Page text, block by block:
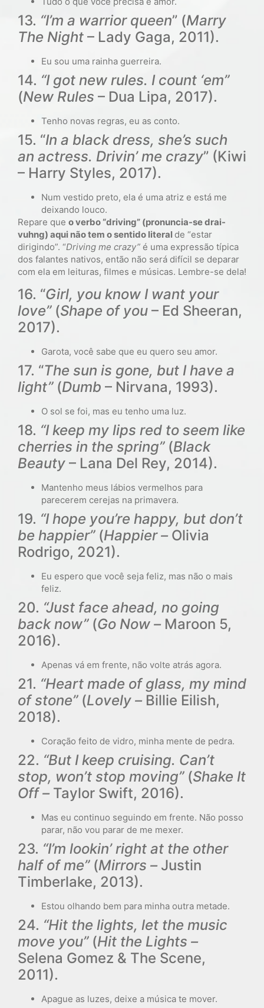
13. “I’m a warrior queen” (Marry
The Night – Lady Gaga, 2011).
Eu sou uma rainha guerreira.
14. “I got new rules. I count ‘em”
(New Rules – Dua Lipa, 2017).
Tenho novas regras, eu as conto.
15. “In a black dress, she’s such
an actress. Drivin’ me crazy” (Kiwi
– Harry Styles, 2017).
Num vestido preto, ela é uma atriz e está me
deixando louco.
Repare que o verbo “driving” (pronuncia-sedrai-
vuhng) aqui não tem o sentido literal de “estar
dirigindo”. “Driving me crazy” é uma expressão típica
dos falantes nativos, então não será difícil se deparar
com ela em leituras, filmes e músicas. Lembre-se dela!
16. “Girl, you know I want your
love”(Shape of you – Ed Sheeran,
2017).
Garota, você sabe que eu quero seu amor.
17. “The sun is gone, but I have a
light”(Dumb – Nirvana, 1993).
O sol se foi, mas eu tenho uma luz.
18. “I keep my lips red to seem like
cherries in the spring”(Black
Beauty – Lana Del Rey, 2014).
Mantenho meus lábios vermelhos para
parecerem cerejas na primavera.
19. “I hope you’re happy, but don’t
be happier”(Happier – Olivia
Rodrigo, 2021).
Eu espero que você seja feliz, mas não o mais
feliz.
20. “Just face ahead, no going
back now”(Go Now – Maroon 5,
2016).
Apenas vá em frente, não volte atrás agora.
21. “Heart made of glass, my mind
of stone”(Lovely – Billie Eilish,
2018).
Coração feito de vidro, minha mente de pedra.
22. “But I keep cruising. Can’t
stop, won’t stop moving”(Shake It
Off – Taylor Swift, 2016).
Mas eu continuo seguindo em frente. Não posso
parar, não vou parar de me mexer.
23. “I’m lookin’ right at the other
half of me”(Mirrors – Justin
Timberlake, 2013).
Estou olhando bem para minha outra metade.
24. “Hit the lights, let the music
move you”(Hit the Lights –
Selena Gomez & The Scene,
2011).
Apague as luzes, deixe a música te mover.